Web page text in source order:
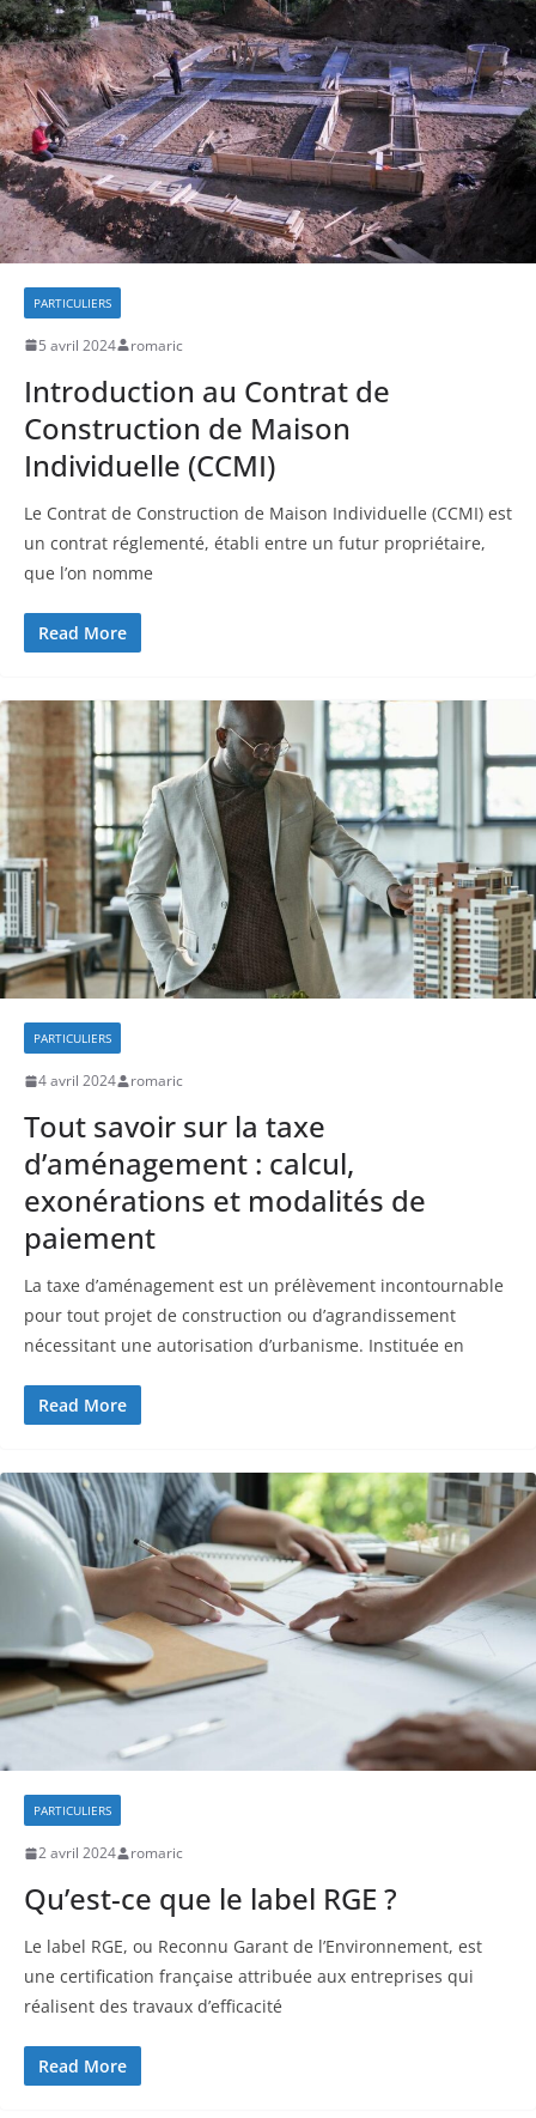
PARTICULIERS
5 avril 2024 romaric
Introduction au Contrat de
Construction de Maison
Individuelle (CCMI)
Le Contrat de Construction de Maison Individuelle (CCMI) est
un contrat réglementé, établi entre un futur propriétaire,
que l’on nomme
Read More
PARTICULIERS
4 avril 2024 romaric
Tout savoir sur la taxe
d’aménagement : calcul,
exonérations et modalités de
paiement
La taxe d’aménagement est un prélèvement incontournable
pour tout projet de construction ou d’agrandissement
nécessitant une autorisation d’urbanisme. Instituée en
Read More
PARTICULIERS
2 avril 2024 romaric
Qu’est-ce que le label RGE ?
Le label RGE, ou Reconnu Garant de l’Environnement, est
une certification française attribuée aux entreprises qui
réalisent des travaux d’efficacité
Read More